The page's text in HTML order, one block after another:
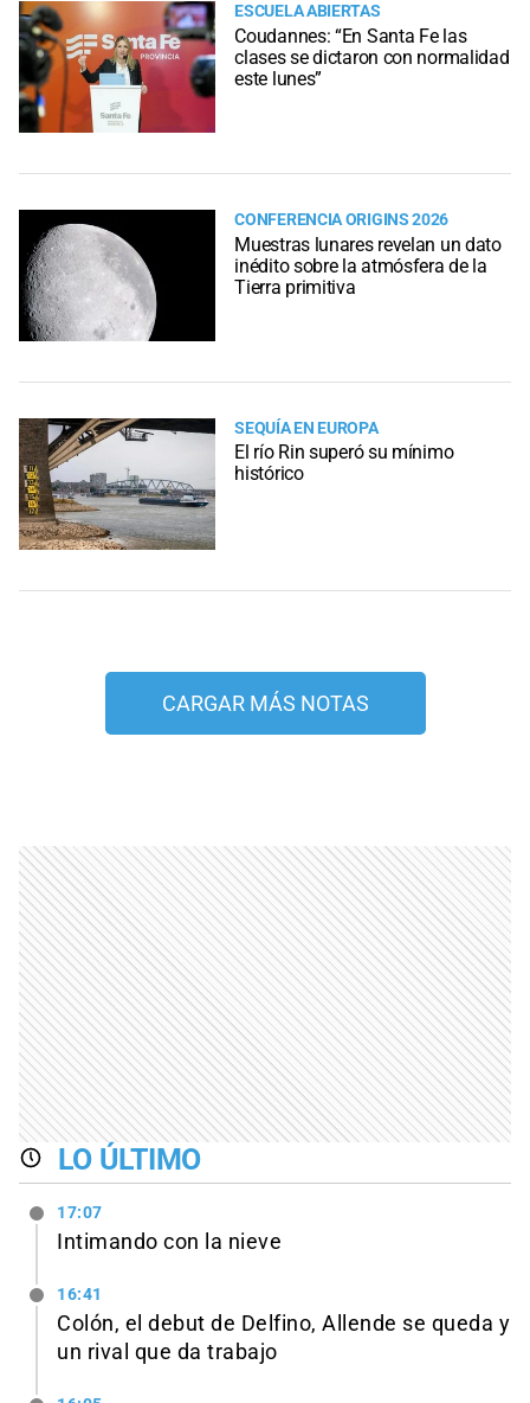
ESCUELA ABIERTAS
Coudannes: “En Santa Fe las
clases se dictaron con normalidad
este lunes”
CONFERENCIA ORIGINS 2026
Muestras lunares revelan un dato
inédito sobre la atmósfera de la
Tierra primitiva
SEQUÍA EN EUROPA
El río Rin superó su mínimo
histórico
CARGAR MÁS NOTAS
LO ÚLTIMO
17:07
Intimando con la nieve
16:41
Colón, el debut de Delfino, Allende se queda y
un rival que da trabajo